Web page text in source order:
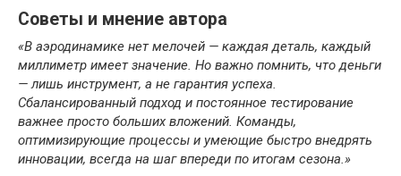
Советы и мнение автора
«В аэродинамике нет мелочей — каждая деталь, каждый
миллиметр имеет значение. Но важно помнить, что деньги
— лишь инструмент, а не гарантия успеха.
Сбалансированный подход и постоянное тестирование
важнее просто больших вложений. Команды,
оптимизирующие процессы и умеющие быстро внедрять
инновации, всегда на шаг впереди по итогам сезона.»